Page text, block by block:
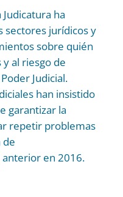
ha
sectores jurídicos y
sobre quién
al riesgo de
Judicial.
han insistido
garantizar la
repetir problemas
de
en 2016.